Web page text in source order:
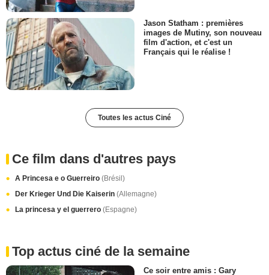
Jason Statham : premières
images de Mutiny, son nouveau
film d'action, et c'est un
Français qui le réalise !
Toutes les actus Ciné
Ce film dans d'autres pays
A Princesa e o Guerreiro (Brésil)
Der Krieger Und Die Kaiserin (Allemagne)
La princesa y el guerrero (Espagne)
Top actus ciné de la semaine
Ce soir entre amis : Gary